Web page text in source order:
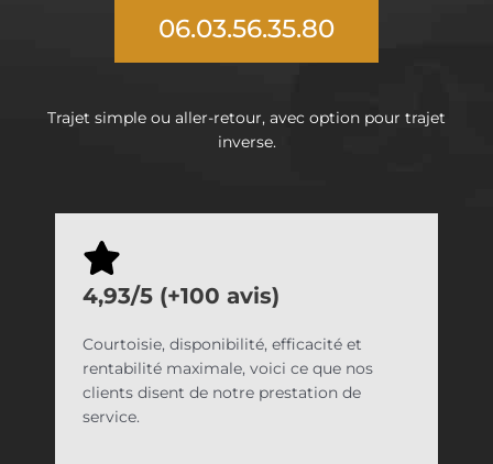
06.03.56.35.80
Trajet simple ou aller-retour, avec option pour trajet
inverse.
4,93/5 (+100 avis)
Courtoisie, disponibilité, efficacité et
rentabilité maximale, voici ce que nos
clients disent de notre prestation de
service.